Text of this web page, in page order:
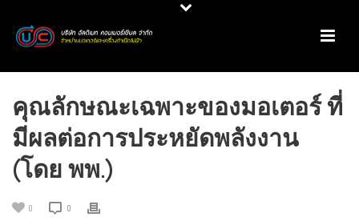
คุณลักษณะเฉพาะของมอเตอร์ ที่
มีผลต่อการประหยัดพลังงาน
(โดย พพ.)
0 0